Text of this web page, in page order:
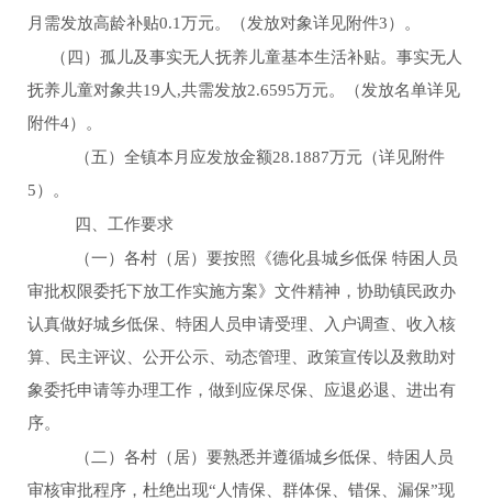
月需发放高龄补贴0.1万元。（发放对象详见附件3）。
（四）孤儿及事实无人抚养儿童基本生活补贴。事实无人
抚养儿童对象共19 人 ,共需发放2.6595万元。（发放名单详见
附件4）。
（五）全镇本月应发放金额28.1887万元（详见附件
5）。
四、工作要求
（一）各村（居）要按照《德化县城乡低保 特困人员
审批权限委托下放工作实施方案》文件精神，协助镇民政办
认真做好城乡低保、特困人员申请受理、入户调查、收入核
算、民主评议、公开公示、动态管理、政策宣传以及救助对
象委托申请等办理工作，做到应保尽保、应退必退、进出有
序。
（二）各村（居）要熟悉并遵循城乡低保、特困人员
审核审批程序，杜绝出现“人情保、群体保、错保、漏保”现